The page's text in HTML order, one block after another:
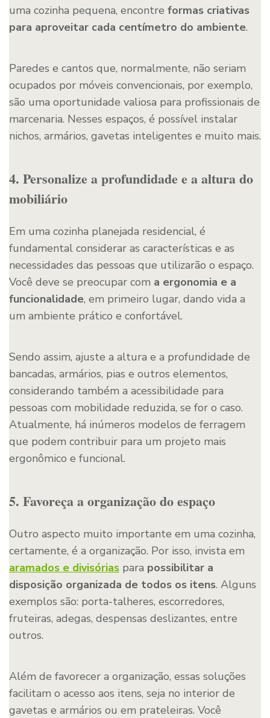
uma cozinha pequena, encontre formas criativas
para aproveitar cada centímetro do ambiente.
Paredes e cantos que, normalmente, não seriam
ocupados por móveis convencionais, por exemplo,
são uma oportunidade valiosa para profissionais de
marcenaria. Nesses espaços, é possível instalar
nichos, armários, gavetas inteligentes e muito mais.
4. Personalize a profundidade e a altura do
mobiliário
Em uma cozinha planejada residencial, é
fundamental considerar as características e as
necessidades das pessoas que utilizarão o espaço.
Você deve se preocupar com a ergonomia e a
funcionalidade, em primeiro lugar, dando vida a
um ambiente prático e confortável.
Sendo assim, ajuste a altura e a profundidade de
bancadas, armários, pias e outros elementos,
considerando também a acessibilidade para
pessoas com mobilidade reduzida, se for o caso.
Atualmente, há inúmeros modelos de ferragem
que podem contribuir para um projeto mais
ergonômico e funcional.
5. Favoreça a organização do espaço
Outro aspecto muito importante em uma cozinha,
certamente, é a organização. Por isso, invista em
aramados e divisórias para possibilitar a
disposição organizada de todos os itens. Alguns
exemplos são: porta-talheres, escorredores,
fruteiras, adegas, despensas deslizantes, entre
outros.
Além de favorecer a organização, essas soluções
facilitam o acesso aos itens, seja no interior de
gavetas e armários ou em prateleiras. Você